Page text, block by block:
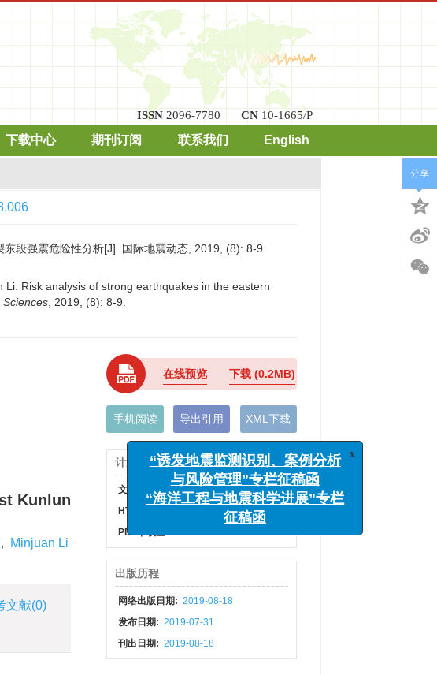
ISSN 2096-7780 CN 10-1665/P
下载中心 期刊订阅 联系我们 English
段强震危险性分析[J]. 国际地震动态, 2019, (8): 8-9.
Li. Risk analysis of strong earthquakes in the eastern
, 2019, (8): 8-9.
Kunlun
, Minjuan Li
文献(0)
在线预览 下载(0.2MB)
手机阅读 导出引用 XML下载
计量
文章访问数: 656
HTML全文浏览量:
PDF下载量: 13
出版历程
网络出版日期: 2019-08-18
发布日期: 2019-07-31
刊出日期: 2019-08-18
分享
“诱发地震监测识别、案例分析
与风险管理”专栏征稿函
“海洋工程与地震科学进展”专栏
征稿函